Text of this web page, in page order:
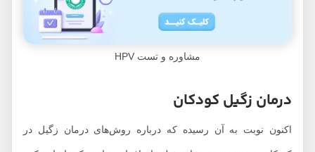
مشاوره و تست HPV
درمان زگیل کودکان
اکنون نوبت به آن رسیده که درباره روش‌های درمان زگیل در